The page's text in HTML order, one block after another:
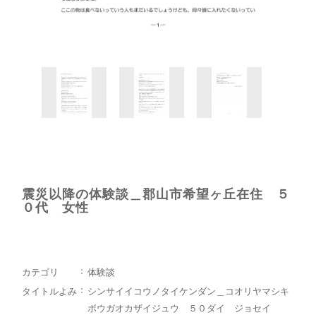
震災以降の体験談＿郡山市希望ヶ丘在住 ５
０代 女性
カテゴリ
体験談
タイトルよみ
シンサイイコウノタイケンダン＿コオリヤマシキ
ボウガオカザイジュウ ５０ダイ ジョセイ